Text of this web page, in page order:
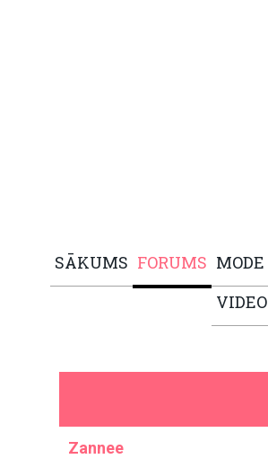
SĀKUMS FORUMS MODE
VIDEO
Zannee